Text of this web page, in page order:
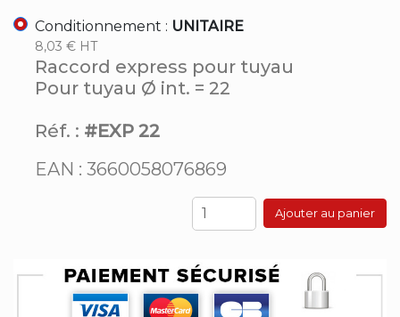
Conditionnement : UNITAIRE
8,03 € HT
Raccord express pour tuyau
Pour tuyau Ø int. = 22
Réf. : #EXP 22
EAN : 3660058076869
Ajouter au panier